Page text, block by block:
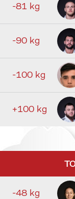
-81 kg
-90 kg
-100 kg
+100 kg
-48 kg